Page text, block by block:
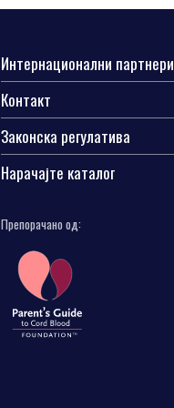
Интернационални партнери
Контакт
Законска регулатива
Нарачајте каталог
Препорачано од: